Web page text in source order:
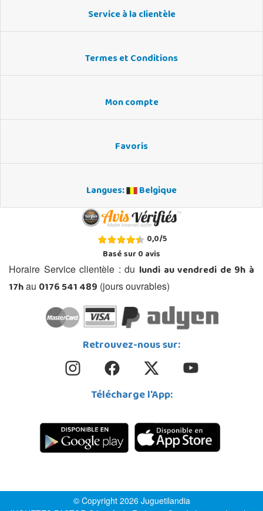
Service à la clientèle
Termes et Conditions
Mon compte
Favoris
Langues: Belgique
0,0/5
Basé sur0avis
Horaire Service clientèle : du lundi au vendredi de 9h à
17hau 0176 541 489 (jours ouvrables)
Retrouvez-nous sur:
Télécharge l'App:
© Copyright 2026 Juguetilandia